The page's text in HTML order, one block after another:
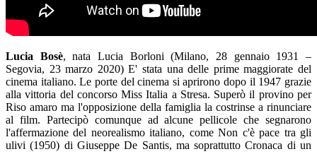
Lucia Bosè, nata Lucia Borloni (Milano, 28 gennaio 1931 –
Segovia, 23 marzo 2020) E' stata una delle prime maggiorate del
cinema italiano. Le porte del cinema si aprirono dopo il 1947 grazie
alla vittoria del concorso Miss Italia a Stresa. Superò il provino per
Riso amaro ma l'opposizione della famiglia la costrinse a rinunciare
al film. Partecipò comunque ad alcune pellicole che segnarono
l'affermazione del neorealismo italiano, come Non c'è pace tra gli
ulivi (1950) di Giuseppe De Santis, ma soprattutto Cronaca di un